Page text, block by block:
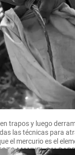
trapos y luego
las técnicas para
el mercurio es el
MANUEL